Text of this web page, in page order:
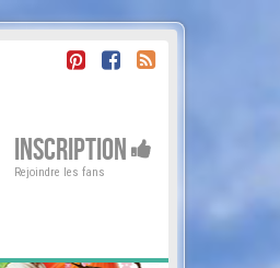
INSCRIPTION
Rejoindre les fans